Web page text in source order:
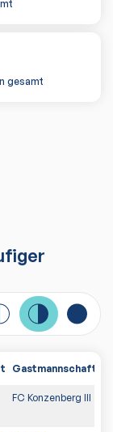
gesamt
Gastmannschaft
FC Konzenberg III